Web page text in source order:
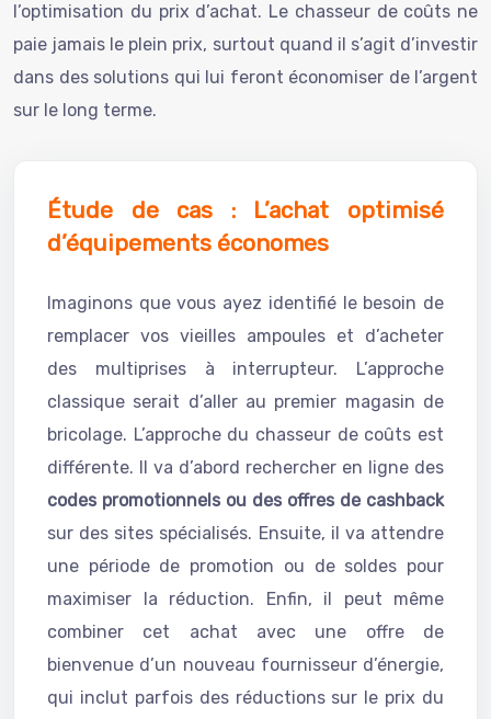
l’optimisation du prix d’achat. Le chasseur de coûts ne
paie jamais le plein prix, surtout quand il s’agit d’investir
dans des solutions qui lui feront économiser de l’argent
sur le long terme.
Étude de cas : L’achat optimisé
d’équipements économes
Imaginons que vous ayez identifié le besoin de
remplacer vos vieilles ampoules et d’acheter
des multiprises à interrupteur. L’approche
classique serait d’aller au premier magasin de
bricolage. L’approche du chasseur de coûts est
différente. Il va d’abord rechercher en ligne des
codes promotionnels ou des offres de cashback
sur des sites spécialisés. Ensuite, il va attendre
une période de promotion ou de soldes pour
maximiser la réduction. Enfin, il peut même
combiner cet achat avec une offre de
bienvenue d’un nouveau fournisseur d’énergie,
qui inclut parfois des réductions sur le prix du